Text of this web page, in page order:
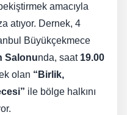
amacıyla
atıyor. Dernek, 4
Büyükçekmece
Salonunda, saat 19.00
olan “Birlik,
ile bölge halkını